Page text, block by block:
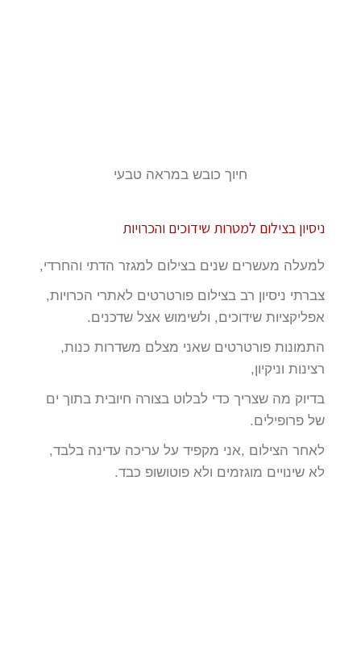
חיוך כובש במראה טבעי
ניסיון בצילום למטרות שידוכים והכרויות
למעלה מעשרים שנים בצילום למגזר הדתי והחרדי,
צברתי ניסיון רב בצילום פורטרטים לאתרי הכרויות,
אפליקציות שידוכים, ולשימוש אצל שדכנים.
התמונות פורטרטים שאני מצלם משדרות כנות,
רצינות וניקיון,
בדיוק מה שצריך כדי לבלוט בצורה חיובית בתוך ים
של פרופילים.
לאחר הצילום ,אני מקפיד על עריכה עדינה בלבד,
לא שינויים מוגזמים ולא פוטושופ כבד.